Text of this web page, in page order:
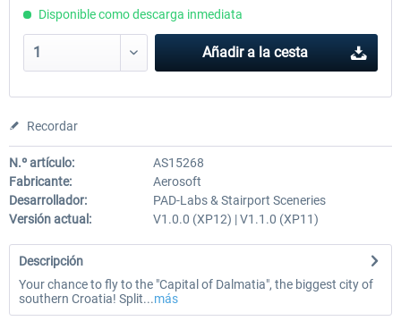
Disponible como descarga inmediata
Añadir a la cesta
Recordar
N.º artículo:
AS15268
Fabricante:
Aerosoft
Desarrollador:
PAD-Labs & Stairport Sceneries
Versión actual:
V1.0.0 (XP12) | V1.1.0 (XP11)
Descripción
Your chance to fly to the "Capital of Dalmatia", the biggest city of
southern Croatia! Split...más